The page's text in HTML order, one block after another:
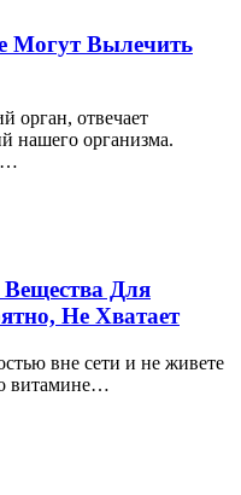
Могут Вылечить
орган, отвечает
нашего организма.
Для
Не Хватает
вне сети и не живете
витамине…